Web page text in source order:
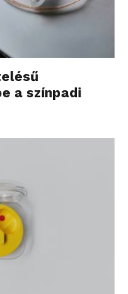
a színpadi